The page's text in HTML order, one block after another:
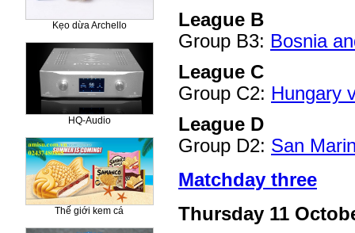
Kẹo dừa Archello
HQ-Audio
Thế giới kem cá
League B
Group B3: Bosnia
League C
Group C2: Hungary
League D
Group D2: San
Matchday three
Thursday 11